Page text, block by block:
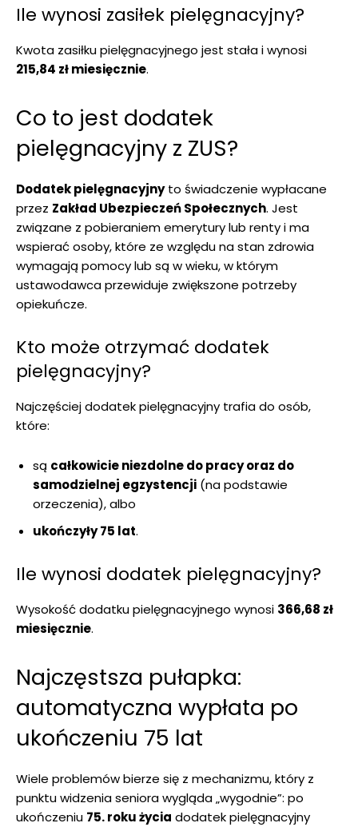
Ile wynosi zasiłek pielęgnacyjny?
Kwota zasiłku pielęgnacyjnego jest stała i wynosi
215,84 zł miesięcznie.
Co to jest dodatek
pielęgnacyjny z ZUS?
Dodatek pielęgnacyjnyto świadczenie wypłacane
przez Zakład Ubezpieczeń Społecznych. Jest
związane z pobieraniem emerytury lub renty i ma
wspierać osoby, które ze względu na stan zdrowia
wymagają pomocy lub są w wieku, w którym
ustawodawca przewiduje zwiększone potrzeby
opiekuńcze.
Kto może otrzymać dodatek
pielęgnacyjny?
Najczęściej dodatek pielęgnacyjny trafia do osób,
które:
są całkowicie niezdolne do pracy oraz do
samodzielnej egzystencji (na podstawie
orzeczenia), albo
ukończyły 75 lat.
Ile wynosi dodatek pielęgnacyjny?
Wysokość dodatku pielęgnacyjnego wynosi 366,68 zł
miesięcznie.
Najczęstsza pułapka:
automatyczna wypłata po
ukończeniu 75 lat
Wiele problemów bierze się z mechanizmu, który z
punktu widzenia seniora wygląda „wygodnie”: po
ukończeniu 75. roku życia dodatek pielęgnacyjny